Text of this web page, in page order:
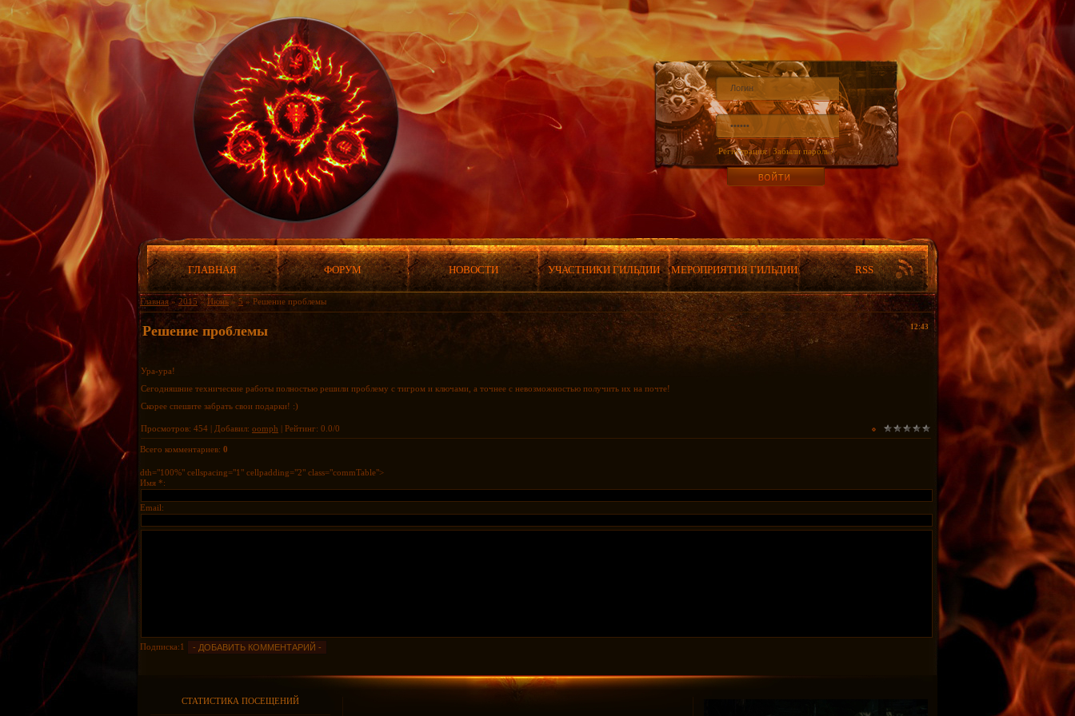
Регистрация|Забыли пароль?
ГЛАВНАЯ ФОРУМ НОВОСТИ УЧАСТНИКИ ГИЛЬДИИ МЕРОПРИЯТИЯ ГИЛЬДИИ RSS
Главная» 2015 » Июнь » 5 » Решение проблемы
12:43
Решение проблемы
Ура-ура!
Сегодняшние технические работы полностью решили проблему с тигром и ключами, а точнее с невозможностью получить их на почте!
Скорее спешите забрать свои подарки! :)
Просмотров: 454 | Добавил: oomph | Рейтинг: 0.0/0
Всего комментариев: 0
dth="100%" cellspacing="1" cellpadding="2" class="commTable">
Имя *:
Email:
Подписка:1
СТАТИСТИКА ПОСЕЩЕНИЙ